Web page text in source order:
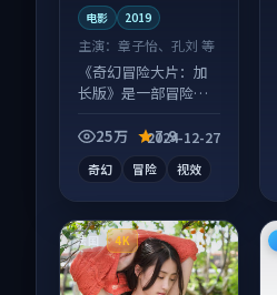
电影 2019
主演： 章子怡、孔刘 等
《奇幻冒险大片：加
长版》是一部冒险向
端观看，细节更丰
25万 7.9
2024-12-27
奇幻 冒险 视效
法国 4K